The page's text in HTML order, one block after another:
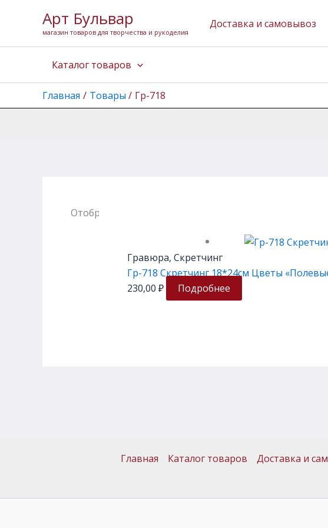
содержимому
Арт Бульвар
магазин товаров для творчества и рукоделия
Доставка и самовывоз
Каталог товаров
Главная Товары Гр-718
Отображение единственного товара
Гравюра, Скретчинг
Гр-718 Скретчинг 18*24см Цветы
230,00 ₽ Подробнее
Главная Каталог товаров Доставка и